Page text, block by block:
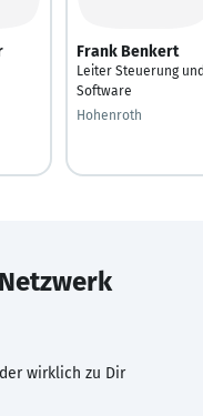
Frank Benkert
Leiter Steuerung
Software
Hohenroth
wirklich zu Dir